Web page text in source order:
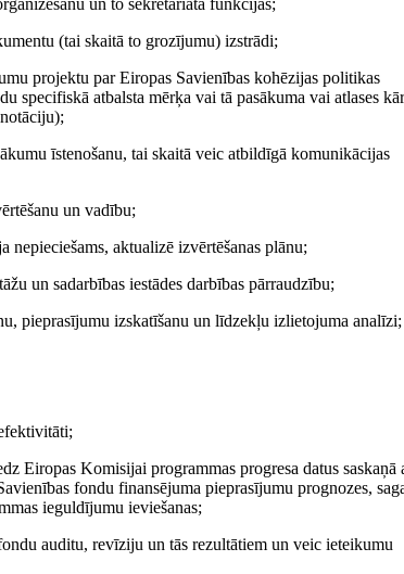
un to sekretariāta funkcijas;
(tai skaitā to grozījumu) izstrādi;
projektu par Eiropas Savienības kohēzijas politikas
specifiskā atbalsta mērķa vai tā pasākuma vai atlases
īstenošanu, tai skaitā veic atbildīgā komunikācijas
un vadību;
aktualizē izvērtēšanas plānu;
un sadarbības iestādes darbības pārraudzību;
pieprasījumu izskatīšanu un līdzekļu izlietojuma analīzi;
Eiropas Komisijai programmas progresa datus saskaņā
fondu finansējuma pieprasījumu prognozes,
ieguldījumu ieviešanas;
auditu, revīziju un tās rezultātiem un veic ieteikumu